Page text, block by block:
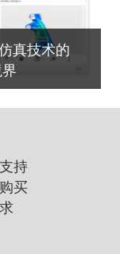
真技术的
持
买